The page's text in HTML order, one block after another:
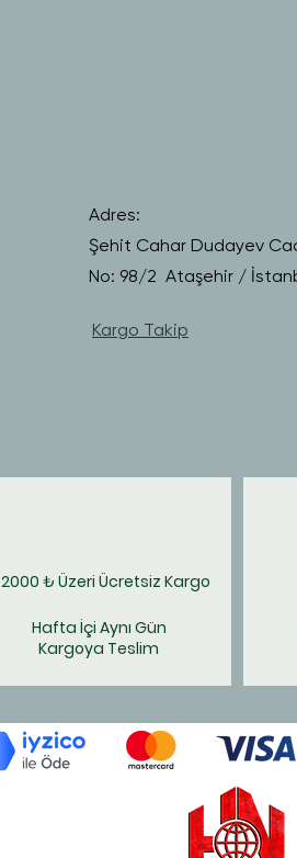
Adres:
Şehit Cahar Dudayev
No: 98/2 Ataşehir /
Kargo Takip
2000 ₺ Üzeri Ücretsiz Kargo
Hafta İçi Aynı Gün
Kargoya Teslim